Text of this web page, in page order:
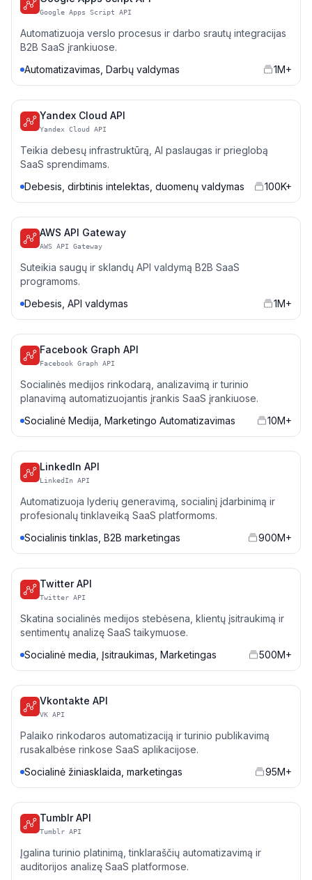
Google Apps Script API
Automatizuoja verslo procesus ir darbo srautų integracijas
B2B SaaS įrankiuose.
Automatizavimas, Darbų valdymas
1M+
Yandex Cloud API
Yandex Cloud API
Teikia debesų infrastruktūrą, AI paslaugas ir prieglobą
SaaS sprendimams.
Debesis, dirbtinis intelektas, duomenų valdymas
100K+
AWS API Gateway
AWS API Gateway
Suteikia saugų ir sklandų API valdymą B2B SaaS
programoms.
Debesis, API valdymas
1M+
Facebook Graph API
Facebook Graph API
Socialinės medijos rinkodarą, analizavimą ir turinio
planavimą automatizuojantis įrankis SaaS įrankiuose.
Socialinė Medija, Marketingo Automatizavimas
10M+
LinkedIn API
LinkedIn API
Automatizuoja lyderių generavimą, socialinį įdarbinimą ir
profesionalų tinklaveiką SaaS platformoms.
Socialinis tinklas, B2B marketingas
900M+
Twitter API
Twitter API
Skatina socialinės medijos stebėsena, klientų įsitraukimą ir
sentimentų analizę SaaS taikymuose.
Socialinė media, Įsitraukimas, Marketingas
500M+
Vkontakte API
VK API
Palaiko rinkodaros automatizaciją ir turinio publikavimą
rusakalbėse rinkose SaaS aplikacijose.
Socialinė žiniasklaida, marketingas
95M+
Tumblr API
Tumblr API
Įgalina turinio platinimą, tinklaraščių automatizavimą ir
auditorijos analizę SaaS platformose.